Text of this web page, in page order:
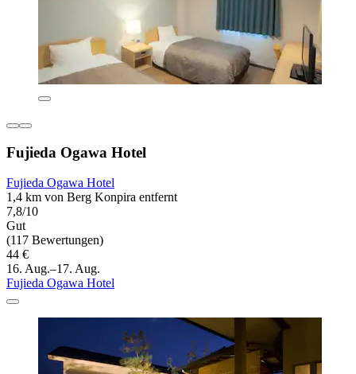
Fujieda Ogawa Hotel
Fujieda Ogawa Hotel
1,4 km von Berg Konpira entfernt
7,8/10
Gut
(117 Bewertungen)
44 €
16. Aug.–17. Aug.
Fujieda Ogawa Hotel